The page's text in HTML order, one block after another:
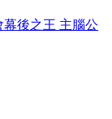
幕後之王 主腦公